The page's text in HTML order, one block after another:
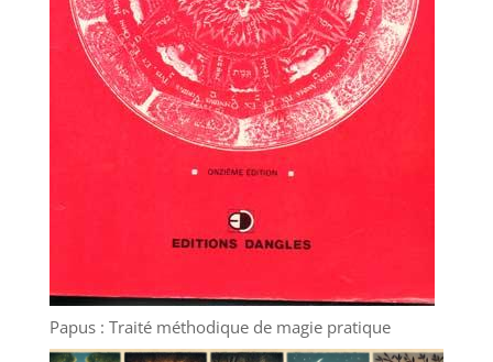
Papus : Traité méthodique de magie pratique